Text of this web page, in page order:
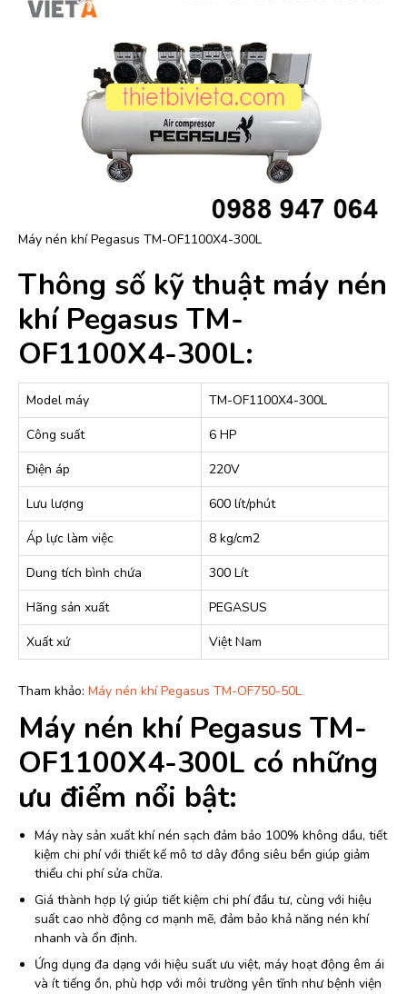
Máy nén khí Pegasus TM-OF1100X4-300L
Thông số kỹ thuật máy nén
khí Pegasus TM-
OF1100X4-300L:
Model máy
TM-OF1100X4-300L
Công suất
6 HP
Điện áp
220V
Lưu lượng
600 lít/phút
Áp lực làm việc
8 kg/cm2
Dung tích bình chứa
300 Lít
Hãng sản xuất
PEGASUS
Xuất xứ
Việt Nam
Tham khảo: Máy nén khí Pegasus TM-OF750-50L
Máy nén khí Pegasus TM-
OF1100X4-300L có những
ưu điểm nổi bật:
Máy này sản xuất khí nén sạch đảm bảo 100% không dầu, tiết
kiệm chi phí với thiết kế mô tơ dây đồng siêu bền giúp giảm
thiểu chi phí sửa chữa.
Giá thành hợp lý giúp tiết kiệm chi phí đầu tư, cùng với hiệu
suất cao nhờ động cơ mạnh mẽ, đảm bảo khả năng nén khí
nhanh và ổn định.
Ứng dụng đa dạng với hiệu suất ưu việt, máy hoạt động êm ái
và ít tiếng ồn, phù hợp với môi trường yên tĩnh như bệnh viện